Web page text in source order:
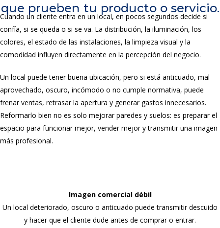
que prueben tu producto o servicio.
Cuando un cliente entra en un local, en pocos segundos decide si
confía, si se queda o si se va. La distribución, la iluminación, los
colores, el estado de las instalaciones, la limpieza visual y la
comodidad influyen directamente en la percepción del negocio.
Un local puede tener buena ubicación, pero si está anticuado, mal
aprovechado, oscuro, incómodo o no cumple normativa, puede
frenar ventas, retrasar la apertura y generar gastos innecesarios.
Reformarlo bien no es solo mejorar paredes y suelos: es preparar el
espacio para funcionar mejor, vender mejor y transmitir una imagen
más profesional.
Imagen comercial débil
Un local deteriorado, oscuro o anticuado puede transmitir descuido
y hacer que el cliente dude antes de comprar o entrar.